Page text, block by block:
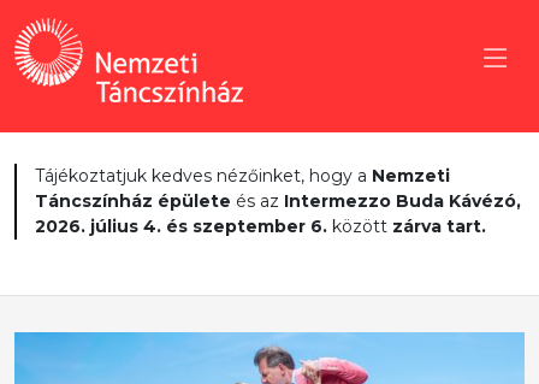
Tájékoztatjuk kedves nézőinket, hogy a Nemzeti
Táncszínház épülete és az Intermezzo Buda Kávézó,
2026. július 4. és szeptember 6. között zárva tart.